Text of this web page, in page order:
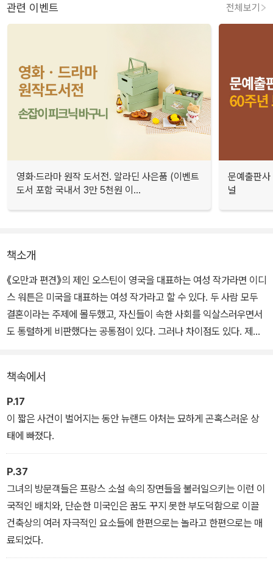
관련 이벤트 전체보기
영화·드라마 원작 도서전. 알라딘 사은품 (이벤트
도서 포함 국내서 3만 5천원 이...
문예출판
널
책소개
《오만과 편견》의 제인 오스틴이 영국을 대표하는 여성 작가라면 이디
스 워튼은 미국을 대표하는 여성 작가라고 할 수 있다. 두 사람 모두
결혼이라는 주제에 몰두했고, 자신들이 속한 사회를 익살스러우면서
도 통렬하게 비판했다는 공통점이 있다. 그러나 차이점도 있다. 제인
적 관습이 개인의 행복 추구와 어떻게 상충하며 개인을 억압하는지를
보였다. 오스틴이 결혼 이전의 이야기에 집중해 결혼을 사랑의 결실
이자 해피 엔딩으로 그린다면, 워튼은 인물의 진정한 사랑을 가로막
는 장애물로 결혼을 그린 것이다.
《순수의 시대》는 《피난처》, 《환락의 집》, 《이선 프롬》 등을 비롯한
기존 워튼 작품의 연장에 있는 소설로 불운한 결혼이 어떻게 한 인간
의 영혼을 파괴하여 진정한 사랑의 가능성을 잠식하는지, 나아가 한
인간은 이 불합리 속에서 어떤 혼란을 겪는지, 그 혼란 속에서 우리는
무엇을 할 수 있는지를 진지하게 탐색하는 작품이다.
책속에서
P.17
이 짧은 사건이 벌어지는 동안 뉴랜드 아처는 묘하게 곤혹스러운 상
태에 빠졌다.
P.37
그녀의 방문객들은 프랑스 소설 속의 장면들을 불러일으키는 이런 이
국적인 배치와, 단순한 미국인은 꿈도 꾸지 못한 부도덕함으로 이끌
건축상의 여러 자극적인 요소들에 한편으로는 놀라고 한편으로는 매
료되었다.